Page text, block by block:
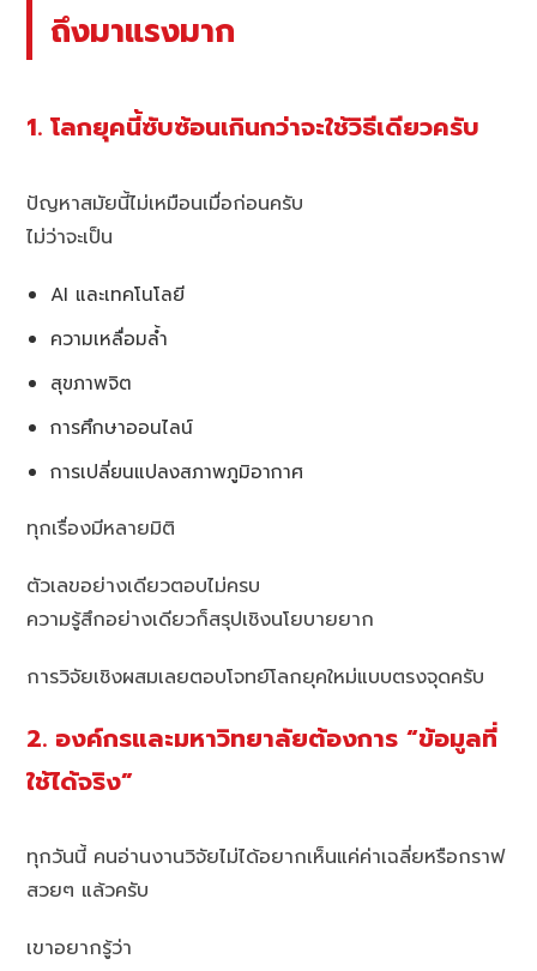
ถึงมาแรงมาก
1. โลกยุคนี้ซับซ้อนเกินกว่าจะใช้วิธีเดียวครับ
ปัญหาสมัยนี้ไม่เหมือนเมื่อก่อนครับ
ไม่ว่าจะเป็น
AI และเทคโนโลยี
ความเหลื่อมล้ำ
สุขภาพจิต
การศึกษาออนไลน์
การเปลี่ยนแปลงสภาพภูมิอากาศ
ทุกเรื่องมีหลายมิติ
ตัวเลขอย่างเดียวตอบไม่ครบ
ความรู้สึกอย่างเดียวก็สรุปเชิงนโยบายยาก
การวิจัยเชิงผสมเลยตอบโจทย์โลกยุคใหม่แบบตรงจุดครับ
2. องค์กรและมหาวิทยาลัยต้องการ “ข้อมูลที่
ใช้ได้จริง”
ทุกวันนี้ คนอ่านงานวิจัยไม่ได้อยากเห็นแค่ค่าเฉลี่ยหรือกราฟ
สวยๆ แล้วครับ
เขาอยากรู้ว่า